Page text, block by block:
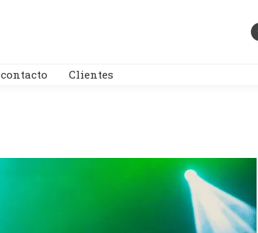
contacto
Clientes